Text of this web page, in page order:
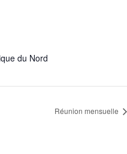
du Nord
Réunion mensuelle